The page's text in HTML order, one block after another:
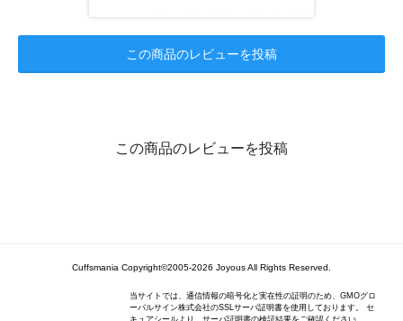
この商品のレビューを投稿
この商品のレビューを投稿
Cuffsmania Copyright©2005-2026 Joyous All Rights Reserved.
当サイトでは、通信情報の暗号化と実在性の証明のため、GMOグロ
ーバルサイン株式会社のSSLサーバ証明書を使用しております。 セ
キュアシールより、サーバ証明書の検証結果をご確認ください。